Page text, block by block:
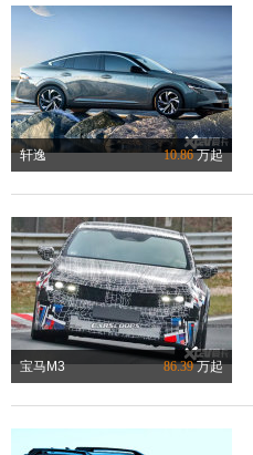
轩逸 10.86万起
宝马M3 86.39万起